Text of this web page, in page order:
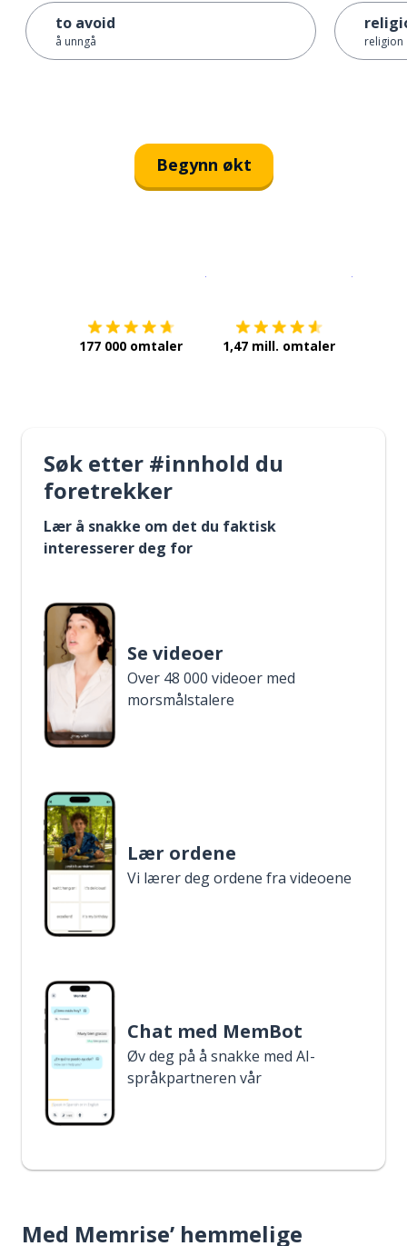
to avoid
å unngå religion
Begynn økt
177 000 omtaler 1,47 mill. omtaler
Søk etter #innhold du
foretrekker
Lær å snakke om det du faktisk
interesserer deg for
Se videoer
Over 48 000 videoer med
morsmålstalere
Lær ordene
Vi lærer deg ordene fra videoene
Chat med MemBot
Øv deg på å snakke med AI-
språkpartneren vår
Med Memrise’ hemmelige